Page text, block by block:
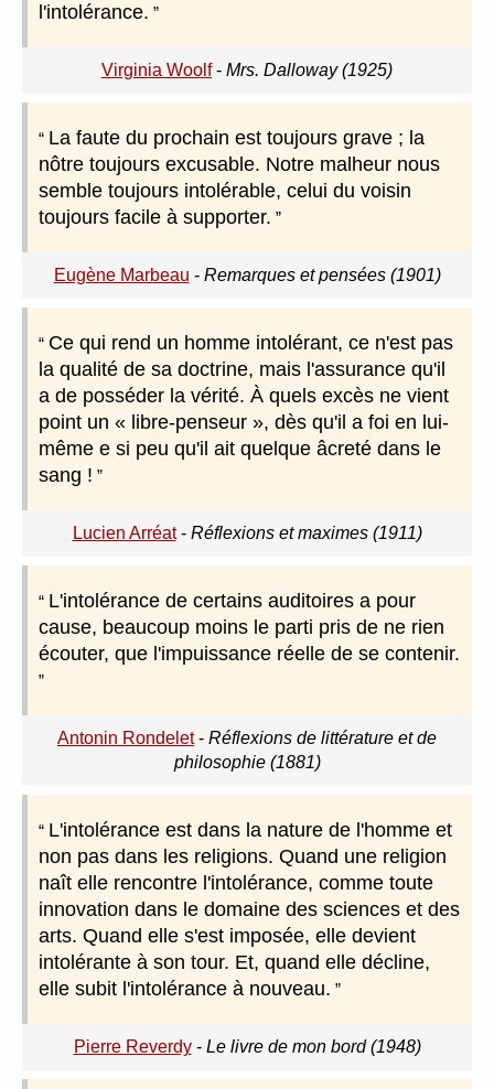
l'intolérance.
Virginia Woolf- Mrs. Dalloway (1925)
La faute du prochain est toujours grave ; la
nôtre toujours excusable. Notre malheur nous
semble toujours intolérable, celui du voisin
toujours facile à supporter.
Eugène Marbeau - Remarques et pensées (1901)
Ce qui rend un homme intolérant, ce n'est pas
la qualité de sa doctrine, mais l'assurance qu'il
a de posséder la vérité. À quels excès ne vient
point un « libre-penseur », dès qu'il a foi en lui-
même e si peu qu'il ait quelque âcreté dans le
sang !
Lucien Arréat- Réflexions et maximes (1911)
L'intolérance de certains auditoires a pour
cause, beaucoup moins le parti pris de ne rien
écouter, que l'impuissance réelle de se contenir.
Antonin Rondelet- Réflexions de littérature et de
philosophie (1881)
L'intolérance est dans la nature de l'homme et
non pas dans les religions. Quand une religion
naît elle rencontre l'intolérance, comme toute
innovation dans le domaine des sciences et des
arts. Quand elle s'est imposée, elle devient
intolérante à son tour. Et, quand elle décline,
elle subit l'intolérance à nouveau.
Pierre Reverdy- Le livre de mon bord (1948)